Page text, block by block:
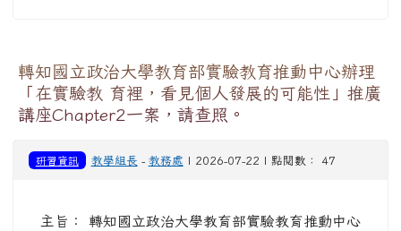
轉知國立政治大學教育部實驗教育推動中心辦理
「在實驗教 育裡，看見個人發展的可能性」推廣
講座Chapter2一案，請查照。
研習資訊 教學組長 - 教務處 | 2026-07-22 | 點閱數： 47
主旨： 轉知國立政治大學教育部實驗教育推動中心